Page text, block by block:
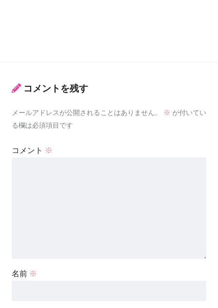
コメントを残す
メールアドレスが公開されることはありません。 ※ が付いてい
る欄は必須項目です
コメント ※
名前 ※